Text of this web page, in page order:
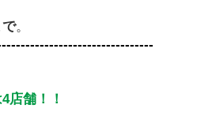
。
店舗！！